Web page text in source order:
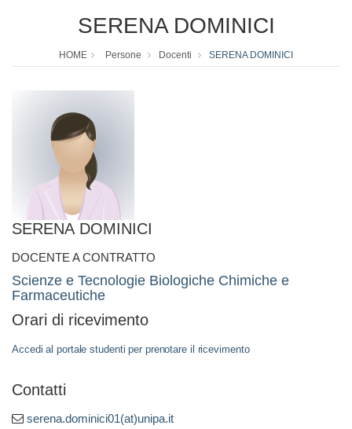
SERENA DOMINICI
HOME Persone Docenti SERENA DOMINICI
SERENA DOMINICI
DOCENTE A CONTRATTO
Scienze e Tecnologie Biologiche Chimiche e
Farmaceutiche
Orari di ricevimento
Accedi al portale studenti per prenotare il ricevimento
Contatti
serena.dominici01(at)unipa.it